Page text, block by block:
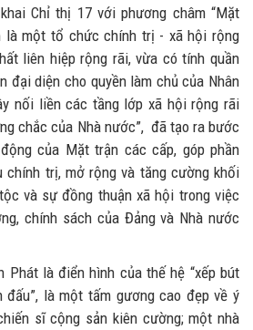
Chỉ thị 17 với phương châm “Mặt
là một tổ chức chính trị - xã hội rộng
liên hiệp rộng rãi, vừa có tính quần
đại diện cho quyền làm chủ của Nhân
nối liền các tầng lớp xã hội rộng rãi
chắc của Nhà nước”, đã tạo ra bước
của Mặt trận các cấp, góp phần
chính trị, mở rộng và tăng cường khối
và sự đồng thuận xã hội trong việc
chính sách của Đảng và Nhà nước
Phát là điển hình của thế hệ “xếp bút
đấu”, là một tấm gương cao đẹp về ý
sĩ cộng sản kiên cường; một nhà